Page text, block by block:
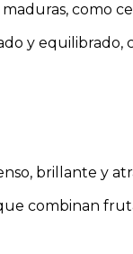
como
y equilibrado,
brillante y
combinan